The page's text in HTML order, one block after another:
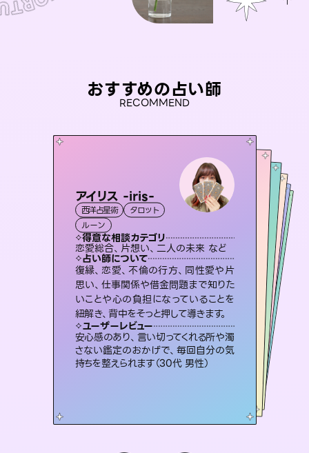
おすすめの占い師
RECOMMEND
アイリス -iris-
西洋占星術
タロット
ルーン
得意な相談カテゴリ
恋愛総合、片想い、二人の未来 など
占い師について
復縁、恋愛、不倫の行方、同性愛や片
思い、仕事関係や借金問題まで知りた
いことや心の負担になっていることを
紐解き、背中をそっと押して導きます。
ユーザーレビュー
安心感のあり、言い切ってくれる所や濁
さない鑑定のおかげで、毎回自分の気
持ちを整えられます（30代 男性）
桃源珠羽（とうげんみう）
霊視・オーラ タロット
スピリチュアル・リーディング
得意な相談カテゴリ
片想い、あの人の気持ち、復縁 など
占い師について
恋愛のお悩みの中でも特に「曖昧な関
係」の相談を得意としており、友達以上
恋人未満なお相手との今後や本音を丁
寧に読み解き恋愛成就へと導きます。
ユーザーレビュー
鑑定していただいてアドバイス通りに行
動すると仲が復活してきました。ありが
とうございました（40代 女性）
彗望（すいぼう
霊視・オーラ
スピリチュアル・リーディング
得意な相談カテゴリ
片想い、あの人の気持ち、復縁 など
占い師について
3,700年以上の歴史を持つ東洋最古の
占術「易占」で詳細まで占い、幸せへ向
かう道筋を示します。厳しい結果にも具
体的な対策をお伝えします。
ユーザーレビュー
複雑な背景もしっかり聞いて鑑定して
いただけました。気持ちが楽になりまし
た（50代 女性）
おう 霊感オラクル
霊視・オーラ
オラクルカード
得意な相談カテゴリ
恋愛総合、あの人の気持ち など
占い師について
霊視×オラクルカードを使って「今」と「未来」そして「気になるあの人の気持ち」まで丁寧に読み解き、恋や人生のヒントを優しく引き出します。
ユーザーレビュー
不安な気持ちが嘘みたいに晴れまし
た…！よく視えていらっしゃるんだなと
感じました（40代 女性）
未来視師＊花
スピリチュアル・リーディング
得意な相談カテゴリ
出逢い、片想い、復縁 など
占い師について
未来には何パターンもの選択肢があり
ます。不安で視えにくくなっているあな
たの素敵な未来を見つけ、その未来を
選択できるようアドバイスします。
ユーザーレビュー
職場の人の性質や人間関係、本心など
本当によく視えていてびっくり。対策が
打てて前向きになれます（40代）
セラピスト理恵
霊視・オーラ タロット
スピリチュアル・リーディング
得意な相談カテゴリ
片想い、二人の未来、年の差 など
占い師について
連絡再開、復縁、成就などの報告実績
多数。セラピストとして2万超の施術経
験があるからこそできる鑑定で、より良
い未来をサポートします。
ユーザーレビュー
とても心温まる鑑定でした。しかもこち
らは何も言っていないのに視えていらっ
しゃるんだなと驚きです（30代女性）